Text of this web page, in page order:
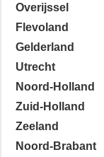
Overijssel
Flevoland
Gelderland
Utrecht
Noord-Holland
Zuid-Holland
Zeeland
Noord-Brabant